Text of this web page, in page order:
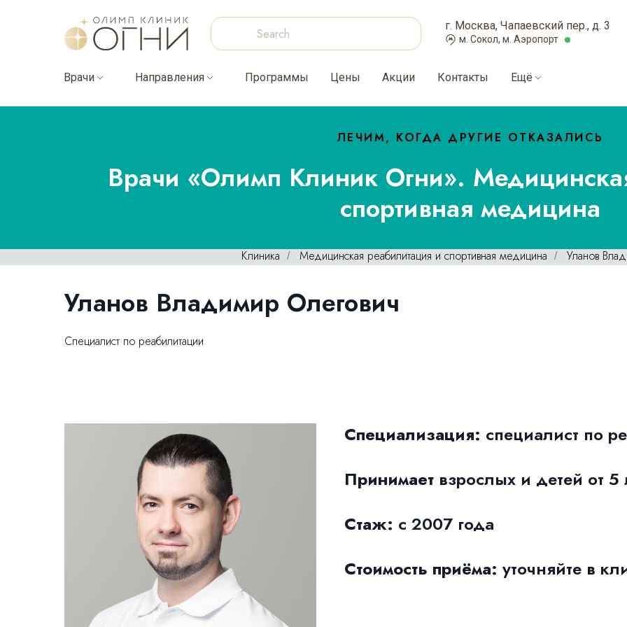
Ещё
Контакты
Акции
Цены
Программы
Направления
Врачи
м. Сокол, м. Аэропорт
г. Москва, Чапаевский пер., д. 3
ЛЕЧИМ, КОГДА ДРУГИЕ ОТКАЗАЛИСЬ
Врачи «Олимп Клиник Огни».
спортивная медицина
Клиника / Медицинская реабилитация и спортивная медицина / Уланов
Уланов Владимир Олегович
Специалист по реабилитации
Специализация: специалист по
Принимает взрослых и детей от 5
Стаж: с 2007 года
Стоимость приёма: уточняйте в